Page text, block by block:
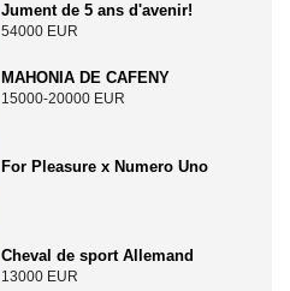
Jument de 5 ans d'avenir!
54000 EUR
MAHONIA DE CAFENY
15000-20000 EUR
For Pleasure x Numero Uno
Cheval de sport Allemand
13000 EUR